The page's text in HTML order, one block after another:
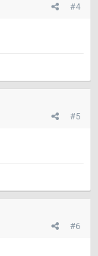
#4
#5
#6